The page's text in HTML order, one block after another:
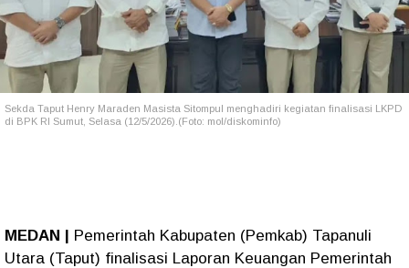
Sekda Taput Henry Maraden Masista Sitompul menghadiri kegiatan finalisasi LKPD
di BPK RI Sumut, Selasa (12/5/2026).(Foto: mol/diskominfo)
MEDAN | Pemerintah Kabupaten (Pemkab) Tapanuli
Utara (Taput) finalisasi Laporan Keuangan Pemerintah